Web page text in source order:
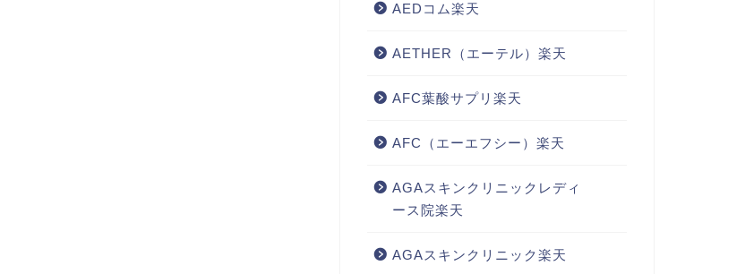
AEDコム楽天
AETHER（エーテル）楽天
AFC葉酸サプリ楽天
AFC（エーエフシー）楽天
AGAスキンクリニックレディ
ース院楽天
AGAスキンクリニック楽天